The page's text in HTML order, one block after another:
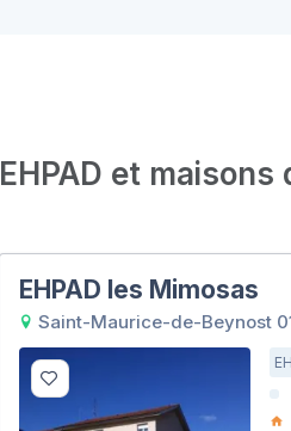
EHPAD et
EHPAD les Mimosas
Saint-Maurice-de-Beynost